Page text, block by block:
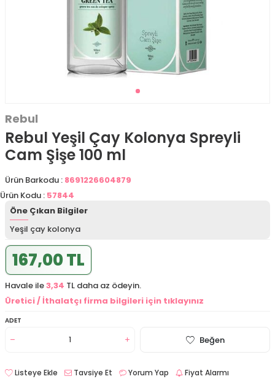
Rebul
Rebul Yeşil Çay Kolonya Spreyli
Cam Şişe 100 ml
Ürün Barkodu : 8691226604879
Ürün Kodu : 57844
Öne Çıkan Bilgiler
Yeşil çay kolonya
167,00 TL
Havale ile3,34 TL daha az ödeyin.
Üretici / İthalatçı firma bilgileri için tıklayınız
ADET
Beğen
Listeye Ekle Tavsiye Et Yorum Yap Fiyat Alarmı